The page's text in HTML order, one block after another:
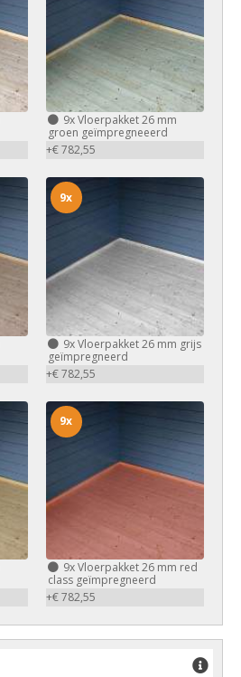
9xVloerpakket 26 mm
groen geïmpregneeerd
+€ 782,55
9xVloerpakket 26 mm grijs
geïmpregneerd
+€ 782,55
9x
9xVloerpakket 26 mm red
class geïmpregneerd
+€ 782,55
9x